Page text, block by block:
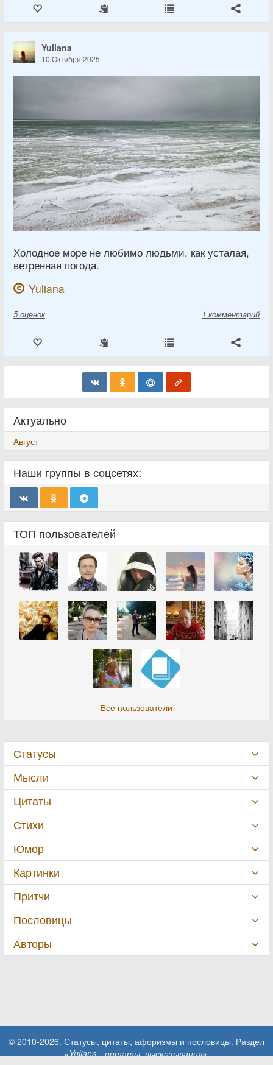
Yuliana
10 Октября 2025
Холодное море не любимо людьми, как усталая,
ветренная погода.
Yuliana
5 оценок 1 комментарий
Актуально
Август
Наши группы в соцсетях:
ТОП пользователей
Все пользователи
Статусы
Мысли
Цитаты
Стихи
Юмор
Картинки
Притчи
Пословицы
Авторы
© 2010-2026. Статусы, цитаты, афоризмы и пословицы. Раздел
«Yuliana - цитаты, высказывания».